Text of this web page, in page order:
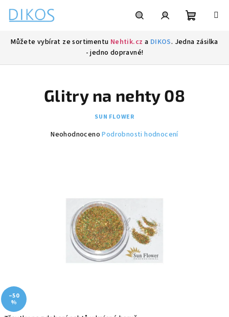
obsah
Můžete vybírat ze sortimentu Nehtik.cz a DIKOS. Jedna zásilka
- jedno dopravné!
Glitry na nehty 08
SUN FLOWER
Průměrné
hvězdiček.
Neohodnoceno Podrobnosti hodnocení
–50
%